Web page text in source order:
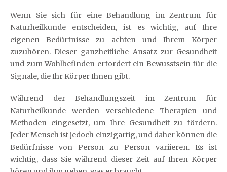
Wenn Sie sich für eine Behandlung im Zentrum für
Naturheilkunde entscheiden, ist es wichtig, auf Ihre
eigenen Bedürfnisse zu achten und Ihrem Körper
zuzuhören. Dieser ganzheitliche Ansatz zur Gesundheit
und zum Wohlbefinden erfordert ein Bewusstsein für die
Signale, die Ihr Körper Ihnen gibt.
Während der Behandlungszeit im Zentrum für
Naturheilkunde werden verschiedene Therapien und
Methoden eingesetzt, um Ihre Gesundheit zu fördern.
Jeder Mensch ist jedoch einzigartig, und daher können die
Bedürfnisse von Person zu Person variieren. Es ist
wichtig, dass Sie während dieser Zeit auf Ihren Körper